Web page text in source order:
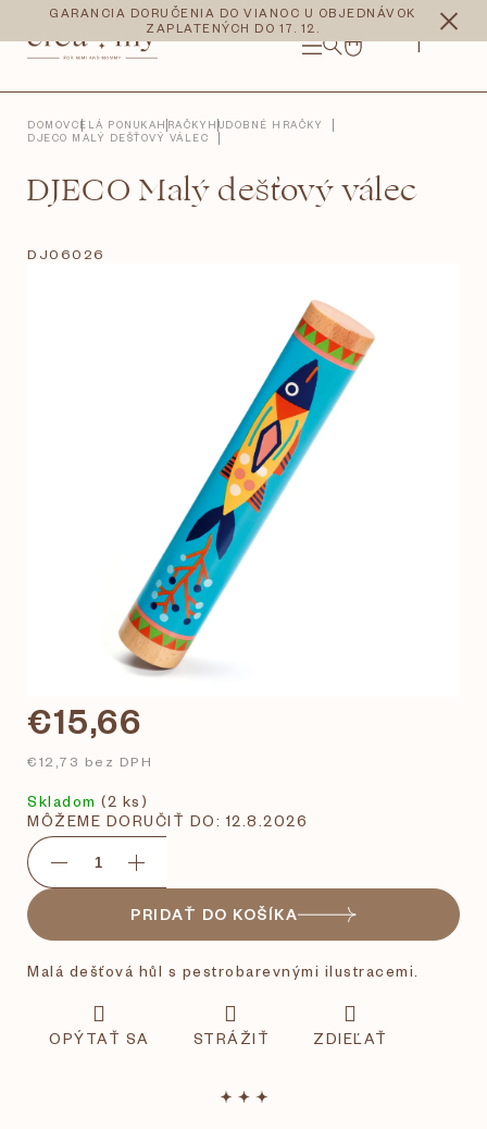
obsah
GARANCIA DORUČENIA DO VIANOC U OBJEDNÁVOK
ZAPLATENÝCH DO 17. 12.
NÁKUPNÝ
CZK EUR
DOMOVCELÁ PONUKAHRAČKY HUDOBNÉ HRAČKY
DJECO MALÝ DEŠŤOVÝ VÁLEC
DJECO Malý dešťový válec
DJ06026
€15,66
€12,73 bez DPH
Skladom (2 ks)
MÔŽEME DORUČIŤ DO: 12.8.2026
PRIDAŤ DO KOŠÍKA
Malá dešťová hůl s pestrobarevnými ilustracemi.
OPÝTAŤ SA STRÁŽIŤ ZDIEĽAŤ